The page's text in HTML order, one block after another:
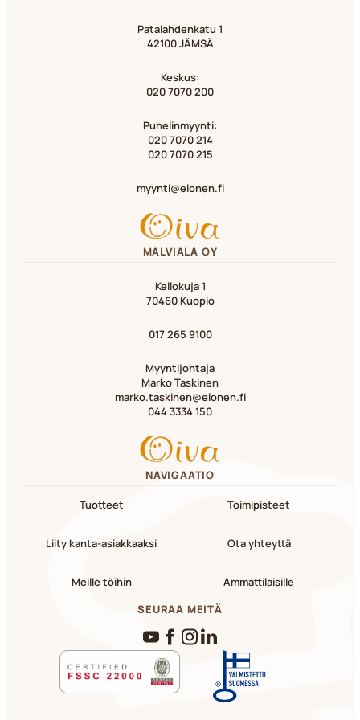
Patalahdenkatu 1
42100 JÄMSÄ
Keskus:
020 7070 200
Puhelinmyynti:
020 7070 214
020 7070 215
myynti@elonen.fi
MALVIALA OY
Kellokuja 1
70460 Kuopio
017 265 9100
Myyntijohtaja
Marko Taskinen
marko.taskinen@elonen.fi
044 3334 150
NAVIGAATIO
Tuotteet Toimipisteet
Liity kanta-asiakkaaksi Ota yhteyttä
Meille töihin
Ammattilaisille
SEURAA MEITÄ
YouTubeFacebook
Instagram
LinkedIn